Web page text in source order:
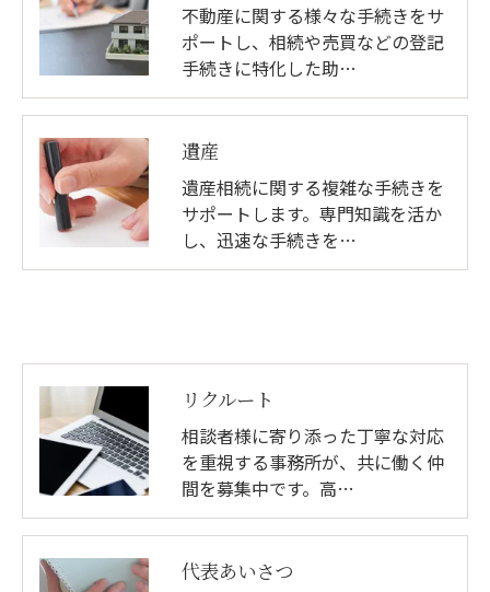
不動産に関する様々な手続きをサ
ポートし、相続や売買などの登記
手続きに特化した助…
遺産
遺産相続に関する複雑な手続きを
サポートします。専門知識を活か
し、迅速な手続きを…
リクルート
相談者様に寄り添った丁寧な対応
を重視する事務所が、共に働く仲
間を募集中です。高…
代表あいさつ